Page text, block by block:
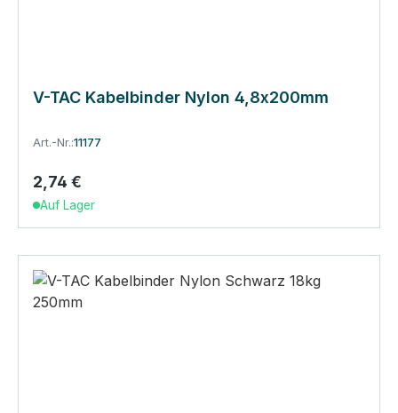
V-TAC Kabelbinder Nylon 4,8x200mm
Art.-Nr.:11177
Regulärer Preis:
2,74 €
Auf Lager